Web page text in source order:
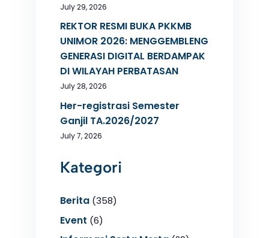
July 29, 2026
REKTOR RESMI BUKA PKKMB
UNIMOR 2026: MENGGEMBLENG
GENERASI DIGITAL BERDAMPAK
DI WILAYAH PERBATASAN
July 28, 2026
Her-registrasi Semester
Ganjil TA.2026/2027
July 7, 2026
Kategori
Berita(358)
Event (6)